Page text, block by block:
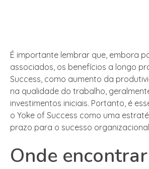
É importante lembrar que, embora
associados, os benefícios a longo
Success, como aumento da
na qualidade do trabalho,
investimentos iniciais. Portanto, é
o Yoke of Success como uma
prazo para o sucesso
Onde encontrar